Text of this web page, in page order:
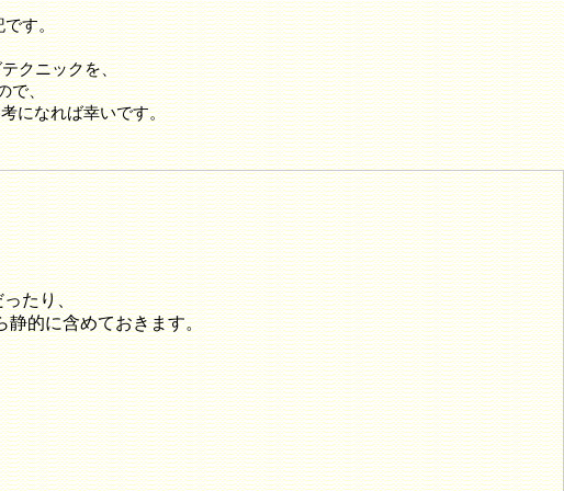
です。
クニックを、
で、
になれば幸いです。
ったり、
的に含めておきます。